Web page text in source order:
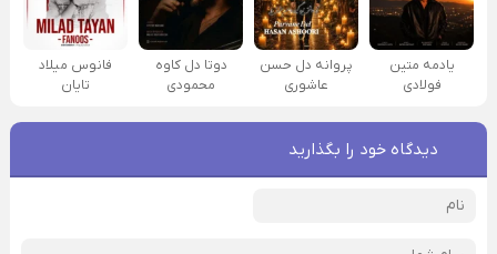
یادمه متین
فولادی
پروانه دل حسن
عاشوری
دوتا دل کاوه
محمودی
فانوس میلاد
تایان
دیدگاه خود را بگذارید